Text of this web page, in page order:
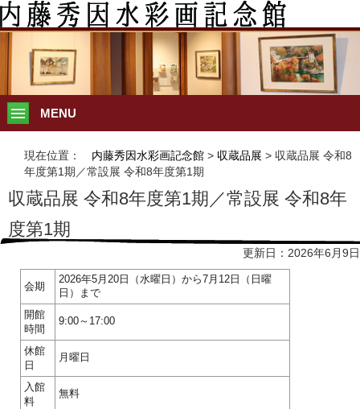
MENU
現在位置： 内藤秀因水彩画記念館 > 収蔵品展 > 収蔵品展 令和8
年度第1期／常設展 令和8年度第1期
収蔵品展 令和8年度第1期／常設展 令和8年
度第1期
更新日：2026年6月9日
会期
2026年5月20日（水曜日）から7月12日（日曜
日）まで
開館
時間
9:00～17:00
休館
日
月曜日
入館
料
無料